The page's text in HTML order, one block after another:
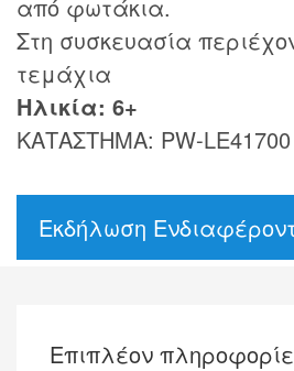
από φωτάκια.
Στη συσκευασία
τεμάχια
Ηλικία: 6+
ΚΑΤΑΣΤΗΜΑ: PW-LE41700
Εκδήλωση
Επιπλέον